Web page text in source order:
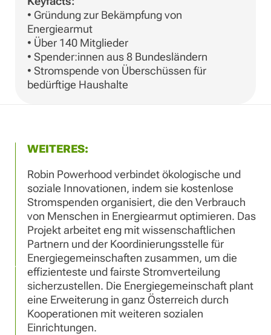
• Gründung zur Bekämpfung von
Energiearmut
• Über 140 Mitglieder
• Spender:innen aus 8 Bundesländern
• Stromspende von Überschüssen für
bedürftige Haushalte
WEITERES:
Robin Powerhood verbindet ökologische und
soziale Innovationen, indem sie kostenlose
Stromspenden organisiert, die den Verbrauch
von Menschen in Energiearmut optimieren. Das
Projekt arbeitet eng mit wissenschaftlichen
Partnern und der Koordinierungsstelle für
Energiegemeinschaften zusammen, um die
effizienteste und fairste Stromverteilung
sicherzustellen. Die Energiegemeinschaft plant
eine Erweiterung in ganz Österreich durch
Kooperationen mit weiteren sozialen
Einrichtungen.